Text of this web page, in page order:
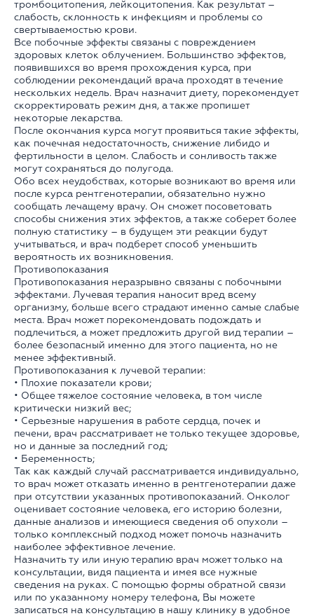
тромбоцитопения, лейкоцитопения. Как результат –
слабость, склонность к инфекциям и проблемы со
свертываемостью крови.
Все побочные эффекты связаны с повреждением
здоровых клеток облучением. Большинство эффектов,
появившихся во время прохождения курса, при
соблюдении рекомендаций врача проходят в течение
нескольких недель. Врач назначит диету, порекомендует
скорректировать режим дня, а также пропишет
некоторые лекарства.
После окончания курса могут проявиться такие эффекты,
как почечная недостаточность, снижение либидо и
фертильности в целом. Слабость и сонливость также
могут сохраняться до полугода.
Обо всех неудобствах, которые возникают во время или
после курса рентгенотерапии, обязательно нужно
сообщать лечащему врачу. Он сможет посоветовать
способы снижения этих эффектов, а также соберет более
полную статистику – в будущем эти реакции будут
учитываться, и врач подберет способ уменьшить
вероятность их возникновения.
Противопоказания
Противопоказания неразрывно связаны с побочными
эффектами. Лучевая терапия наносит вред всему
организму, больше всего страдают именно самые слабые
места. Врач может порекомендовать подождать и
подлечиться, а может предложить другой вид терапии –
более безопасный именно для этого пациента, но не
менее эффективный.
Противопоказания к лучевой терапии:
• Плохие показатели крови;
• Общее тяжелое состояние человека, в том числе
критически низкий вес;
• Серьезные нарушения в работе сердца, почек и
печени, врач рассматривает не только текущее здоровье,
но и данные за последний год;
• Беременность;
Так как каждый случай рассматривается индивидуально,
то врач может отказать именно в рентгенотерапии даже
при отсутствии указанных противопоказаний. Онколог
оценивает состояние человека, его историю болезни,
данные анализов и имеющиеся сведения об опухоли –
только комплексный подход может помочь назначить
наиболее эффективное лечение.
Назначить ту или иную терапию врач может только на
консультации, видя пациента и имея все нужные
сведения на руках. С помощью формы обратной связи
или по указанному номеру телефона, Вы можете
записаться на консультацию в нашу клинику в удобное